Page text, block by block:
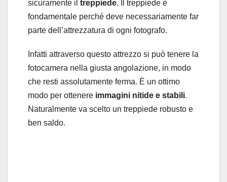
sicuramente il treppiede. Il treppiede è
fondamentale perché deve necessariamente far
parte dell’attrezzatura di ogni fotografo.
Infatti attraverso questo attrezzo si può tenere la
fotocamera nella giusta angolazione, in modo
che resti assolutamente ferma. È un ottimo
modo per ottenere immagini nitide e stabili.
Naturalmente va scelto un treppiede robusto e
ben saldo.